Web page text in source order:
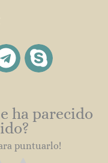
ha parecido
puntuarlo!